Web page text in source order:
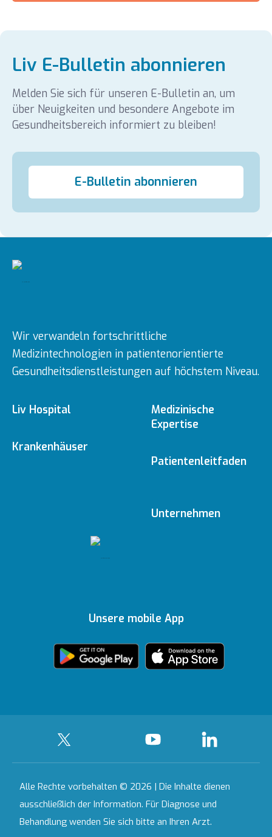
Liv E-Bulletin abonnieren
Melden Sie sich für unseren E-Bulletin an, um
über Neuigkeiten und besondere Angebote im
Gesundheitsbereich informiert zu bleiben!
E-Bulletin abonnieren
Wir verwandeln fortschrittliche
Medizintechnologien in patientenorientierte
Gesundheitsdienstleistungen auf höchstem Niveau.
Liv Hospital
Über uns
Zertifikate &
Akkreditierungen
Krankenhäuser
Bahçeşehir
Medizinische
Expertise
Medizinische
Ärzte
Medizinische
Technologien
Patientenleitfaden
wichtig
Häusliche
Unternehmen
Partnerinstitutionen
Unsere mobile App
Alle Rechte vorbehalten © 2026 | Die Inhalte dienen
ausschließlich der Information. Für Diagnose und
Behandlung wenden Sie sich bitte an Ihren Arzt.